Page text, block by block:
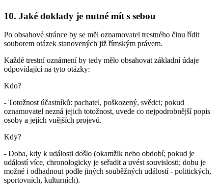
10. Jaké doklady je nutné mít s sebou
Po obsahové stránce by se měl oznamovatel trestného činu řídit
souborem otázek stanovených již římským právem.
Každé trestní oznámení by tedy mělo obsahovat základní údaje
odpovídající na tyto otázky:
Kdo?
- Totožnost účastníků: pachatel, poškozený, svědci; pokud
oznamovatel nezná jejich totožnost, uvede co nejpodrobnější popis
osoby a jejích vnějších projevů.
Kdy?
- Doba, kdy k události došlo (okamžik nebo období; pokud je
událostí více, chronologicky je seřadit a uvést souvislosti; dobu je
možné i odhadnout podle jiných souběžných událostí - politických,
sportovních, kulturních).